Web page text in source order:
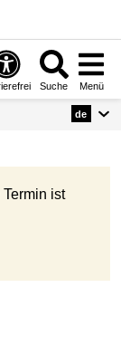
Suche Menü
de
ist